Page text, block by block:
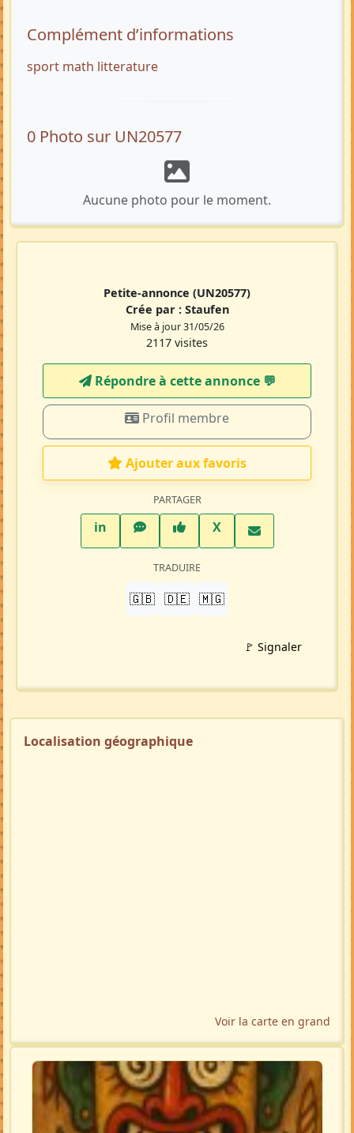
Complément d’informations
sport math litterature
0 Photo sur UN20577
Aucune photo pour le moment.
Petite-annonce (UN20577)
Crée par : Staufen
Mise à jour 31/05/26
2117 visites
Répondre à cette annonce 💬​
Profil membre
Ajouter aux favoris
PARTAGER
inLinkedInWhatsAppFacebook
XTwitter X
TRADUIRE
🇬🇧 🇩🇪 🇲🇬
🚩 Signaler
Localisation géographique
Voir la carte en grand